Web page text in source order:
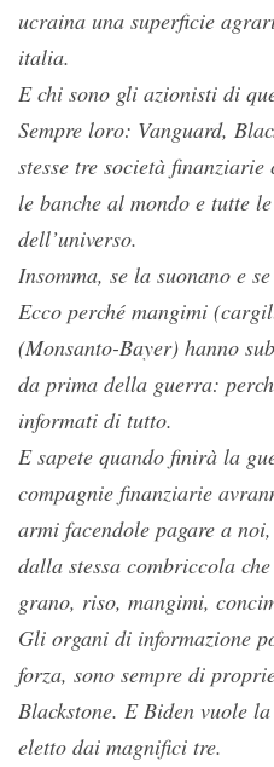
ucraina una superficie
italia.
E chi sono gli azionisti di
Sempre loro: Vanguard,
stesse tre società
le banche al mondo e tutte
dell’universo.
Insomma, se la suonano e
Ecco perché mangimi
(Monsanto-Bayer) hanno
da prima della guerra:
informati di tutto.
E sapete quando finirà la
compagnie finanziarie
armi facendole pagare a
dalla stessa combriccola
grano, riso, mangimi,
Gli organi di informazione
forza, sono sempre di
Blackstone. E Biden vuole
eletto dai magnifici tre.